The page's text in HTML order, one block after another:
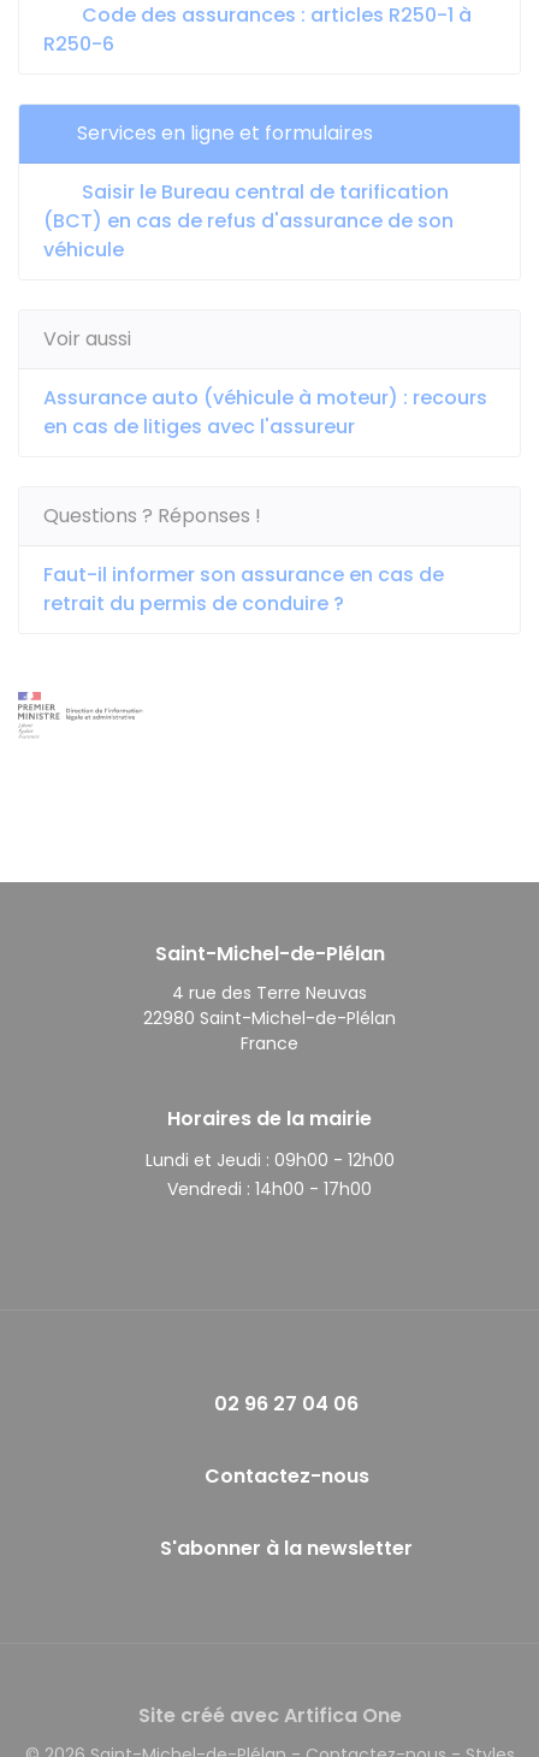
Code des assurances : articles R250-1 à
R250-6
Services en ligne et formulaires
Saisir le Bureau central de tarification
(BCT) en cas de refus d'assurance de son
véhicule
Voir aussi
Assurance auto (véhicule à moteur) : recours
en cas de litiges avec l'assureur
Questions ? Réponses !
Faut-il informer son assurance en cas de
retrait du permis de conduire ?
Saint-Michel-de-Plélan
4 rue des Terre Neuvas
22980 Saint-Michel-de-Plélan
France
Horaires de la mairie
Lundi et Jeudi : 09h00 - 12h00
Vendredi : 14h00 - 17h00
02 96 27 04 06
Contactez-nous
S'abonner à la newsletter
Site créé avec Artifica One